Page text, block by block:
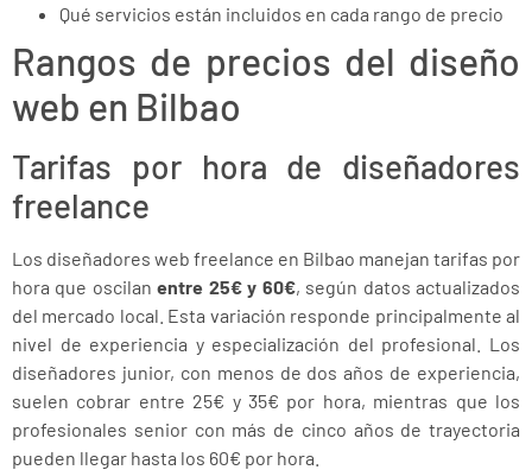
Qué servicios están incluidos en cada rango de precio
Rangos de precios del diseño
web en Bilbao
Tarifas por hora de diseñadores
freelance
Los diseñadores web freelance en Bilbao manejan tarifas por
hora que oscilanentre 25€ y 60€, según datos actualizados
del mercado local. Esta variación responde principalmente al
nivel de experiencia y especialización del profesional. Los
diseñadores junior, con menos de dos años de experiencia,
suelen cobrar entre 25€ y 35€ por hora, mientras que los
profesionales senior con más de cinco años de trayectoria
pueden llegar hasta los 60€ por hora.